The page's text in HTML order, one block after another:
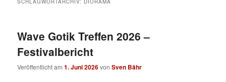
SCHLAGWORTARCHIV: DIORAMA
Wave Gotik Treffen 2026 –
Festivalbericht
Veröffentlicht am1. Juni 2026vonSven Bähr